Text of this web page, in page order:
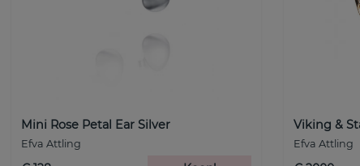
Mini Rose Petal Ear Silver
Efva Attling
Viking &
Efva Attling